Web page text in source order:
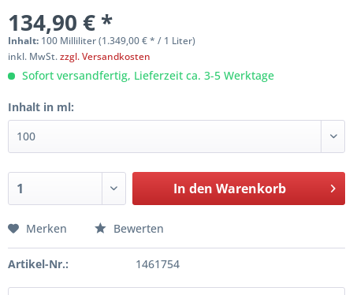
134,90 € *
Inhalt: 100 Milliliter (1.349,00 € * / 1 Liter)
inkl. MwSt.zzgl. Versandkosten
Sofort versandfertig, Lieferzeit ca. 3-5 Werktage
Inhalt in ml:
In den Warenkorb
Merken Bewerten
Artikel-Nr.: 1461754